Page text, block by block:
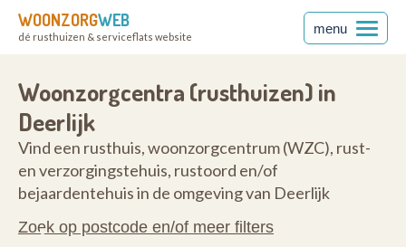
WOONZORGWEB
dé rusthuizen & serviceflats website
menu
Woonzorgcentra (rusthuizen) in
Deerlijk
Vind een rusthuis, woonzorgcentrum (WZC), rust-
en verzorgingstehuis, rustoord en/of
bejaardentehuis in de omgeving van Deerlijk
Zoek op postcode en/of meer filters